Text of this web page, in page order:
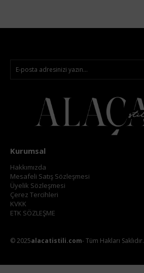
Kurumsal
Hakkımızda
Mesafeli Satış Sözleşmesi
Üyelik Sözleşmesi
Çerez Tercihleri
KVKK
ETK SÖZLEŞME
© 2025alacatistili.com- Tüm Hakları Saklıdır.